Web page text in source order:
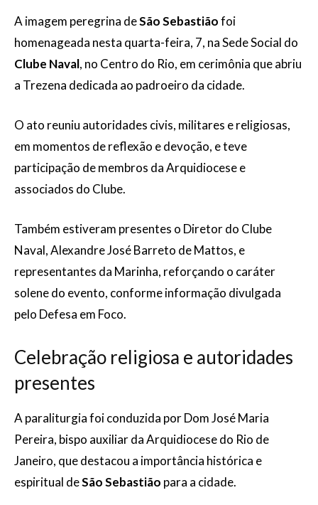
A imagem peregrina deSão Sebastiãofoi
homenageada nesta quarta-feira, 7, na Sede Social do
Clube Naval, no Centro do Rio, em cerimônia que abriu
a Trezena dedicada ao padroeiro da cidade.
O ato reuniu autoridades civis, militares e religiosas,
em momentos de reflexão e devoção, e teve
participação de membros da Arquidiocese e
associados do Clube.
Também estiveram presentes o Diretor do Clube
Naval, Alexandre José Barreto de Mattos, e
representantes da Marinha, reforçando o caráter
solene do evento, conforme informação divulgada
pelo Defesa em Foco.
Celebração religiosa e autoridades
presentes
A paraliturgia foi conduzida por Dom José Maria
Pereira, bispo auxiliar da Arquidiocese do Rio de
Janeiro, que destacou a importância histórica e
espiritual deSão Sebastião para a cidade.